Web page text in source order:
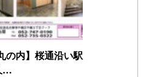
の内】桜通沿い駅
…